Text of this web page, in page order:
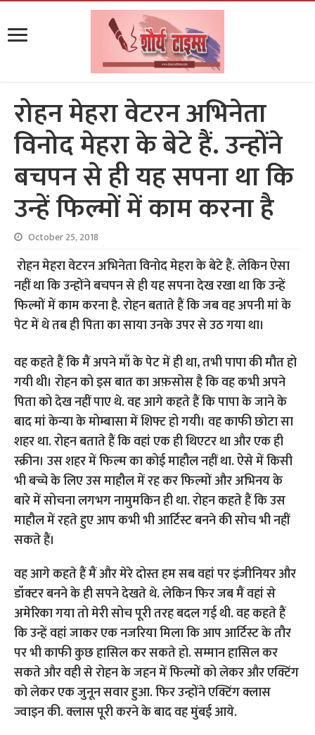
रोहन मेहरा वेटरन अभिनेता
विनोद मेहरा के बेटे हैं. उन्होंने
बचपन से ही यह सपना था कि
उन्हें फिल्मों में काम करना है
October 25, 2018
रोहन मेहरा वेटरन अभिनेता विनोद मेहरा के बेटे हैं. लेकिन ऐसा
नहीं था कि उन्होंने बचपन से ही यह सपना देख रखा था कि उन्हें
फिल्मों में काम करना है. रोहन बताते हैं कि जब वह अपनी मां के
पेट में थे तब ही पिता का साया उनके उपर से उठ गया था।
वह कहते हैं कि मैं अपने माँ के पेट में ही था, तभी पापा की मौत हो
गयी थी। रोहन को इस बात का अफ़सोस है कि वह कभी अपने
पिता को देख नहीं पाए थे. वह आगे कहते हैं कि पापा के जाने के
बाद मां केन्या के मोम्बासा में शिफ्ट हो गयी। वह काफी छोटा सा
शहर था. रोहन बताते हैं कि वहां एक ही थिएटर था और एक ही
स्क्रीन। उस शहर में फिल्म का कोई माहौल नहीं था. ऐसे में किसी
भी बच्चे के लिए उस माहौल में रह कर फिल्मों और अभिनय के
बारे में सोचना लगभग नामुमकिन ही था. रोहन कहते हैं कि उस
माहौल में रहते हुए आप कभी भी आर्टिस्ट बनने की सोच भी नहीं
सकते हैं।
वह आगे कहते हैं मैं और मेरे दोस्त हम सब वहां पर इंजीनियर और
डॉक्टर बनने के ही सपने देखते थे. लेकिन फिर जब मैं वहां से
अमेरिका गया तो मेरी सोच पूरी तरह बदल गई थी. वह कहते हैं
कि उन्हें वहां जाकर एक नजरिया मिला कि आप आर्टिस्ट के तौर
पर भी काफी कुछ हासिल कर सकते हो. सम्मान हासिल कर
सकते और वही से रोहन के जहन में फिल्मों को लेकर और एक्टिंग
को लेकर एक जुनून सवार हुआ. फिर उन्होंने एक्टिंग क्लास
ज्वाइन की. क्लास पूरी करने के बाद वह मुंबई आये.